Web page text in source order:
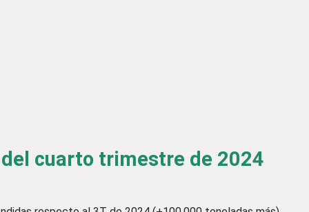
del cuarto trimestre de 2024